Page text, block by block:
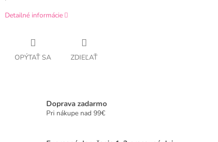
Detailné informácie
OPÝTAŤ SA ZDIEĽAŤ
Doprava zadarmo
Pri nákupe nad 99€